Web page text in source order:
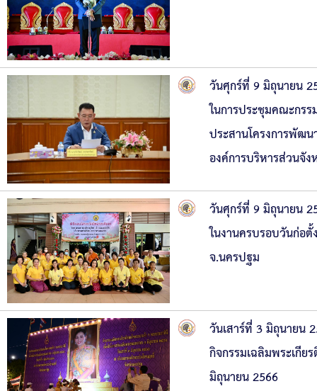
วันศุกร์ที่ 9 มิถุนายน
ในการประชุมคณะกร
ประสานโครงการพัฒ
องค์การบริหารส่วนจั
วันศุกร์ที่ 9 มิถุนายน
ในงานครบรอบวันก่อ
จ.นครปฐม
วันเสาร์ที่ 3 มิถุนายน
กิจกรรมเฉลิมพระเกีย
มิถุนายน 2566